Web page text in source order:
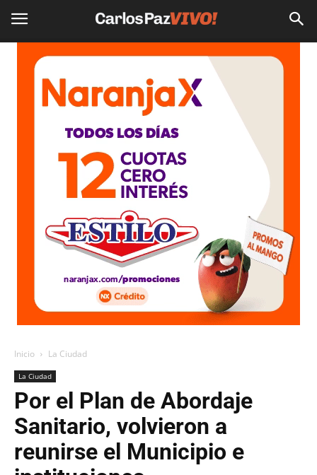
Inicio La Ciudad
La Ciudad
Por el Plan de Abordaje
Sanitario, volvieron a
reunirse el Municipio e